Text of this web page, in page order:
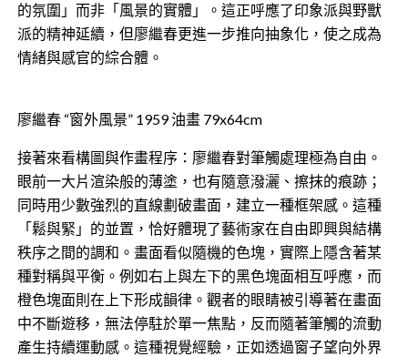
的氛圍」而非「風景的實體」。這正呼應了印象派與野獸
派的精神延續，但廖繼春更進一步推向抽象化，使之成為
情緒與感官的綜合體。
廖繼春 “窗外風景” 1959 油畫 79x64cm
接著來看構圖與作畫程序：廖繼春對筆觸處理極為自由。
眼前一大片渲染般的薄塗，也有隨意潑灑、擦抹的痕跡；
同時用少數強烈的直線劃破畫面，建立一種框架感。這種
「鬆與緊」的並置，恰好體現了藝術家在自由即興與結構
秩序之間的調和。畫面看似隨機的色塊，實際上隱含著某
種對稱與平衡。例如右上與左下的黑色塊面相互呼應，而
橙色塊面則在上下形成韻律。觀者的眼睛被引導著在畫面
中不斷遊移，無法停駐於單一焦點，反而隨著筆觸的流動
產生持續運動感。這種視覺經驗，正如透過窗子望向外界